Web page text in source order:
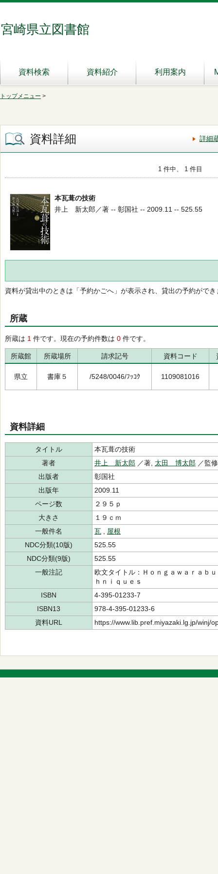
宮崎県立図書館
資料検索 資料紹介 利用案内
トップメニュー >
資料詳細 詳細
1 件中、 1 件目
本瓦葺の技術
井上 新太郎／著 -- 彰国社 -- 2009.11 -- 525.55
資料が貸出中のときは「予約かごへ」が表示され、貸出の予約ができ
所蔵
所蔵は 1 件です。現在の予約件数は 0 件です。
所蔵館 所蔵場所 請求記号 資料コード
県立 書庫５ /5248/0046/ﾌｯｺｸ 1109081016
資料詳細
タイトル
本瓦葺の技術
著者
井上 新太郎 ／著, 太田 博太郎 ／監
出版者
彰国社
出版年
2009.11
ページ数
２９５ｐ
大きさ
１９ｃｍ
一般件名
瓦
屋根
NDC分類(10版)
525.55
NDC分類(9版)
525.55
一般注記
欧文タイトル：Ｈｏｎｇａｗａｒａ
ｈｎｉｑｕｅｓ
ISBN
4-395-01233-7
ISBN13
978-4-395-01233-6
資料URL
https://www.lib.pref.miyazaki.lg.jp/winj/